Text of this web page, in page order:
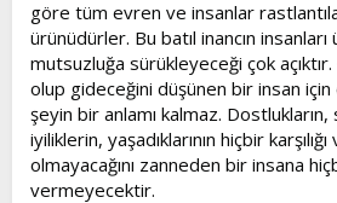
göre tüm evren ve insanlar
ürünüdürler. Bu batıl inancın
mutsuzluğa sürükleyeceği çok
olup gideceğini düşünen bir insan
şeyin bir anlamı kalmaz. Dostlukların,
iyiliklerin, yaşadıklarının hiçbir
olmayacağını zanneden bir insana
vermeyecektir.